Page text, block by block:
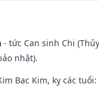
- tức Can sinh Chi
nhật).
Bạc Kim, kỵ các